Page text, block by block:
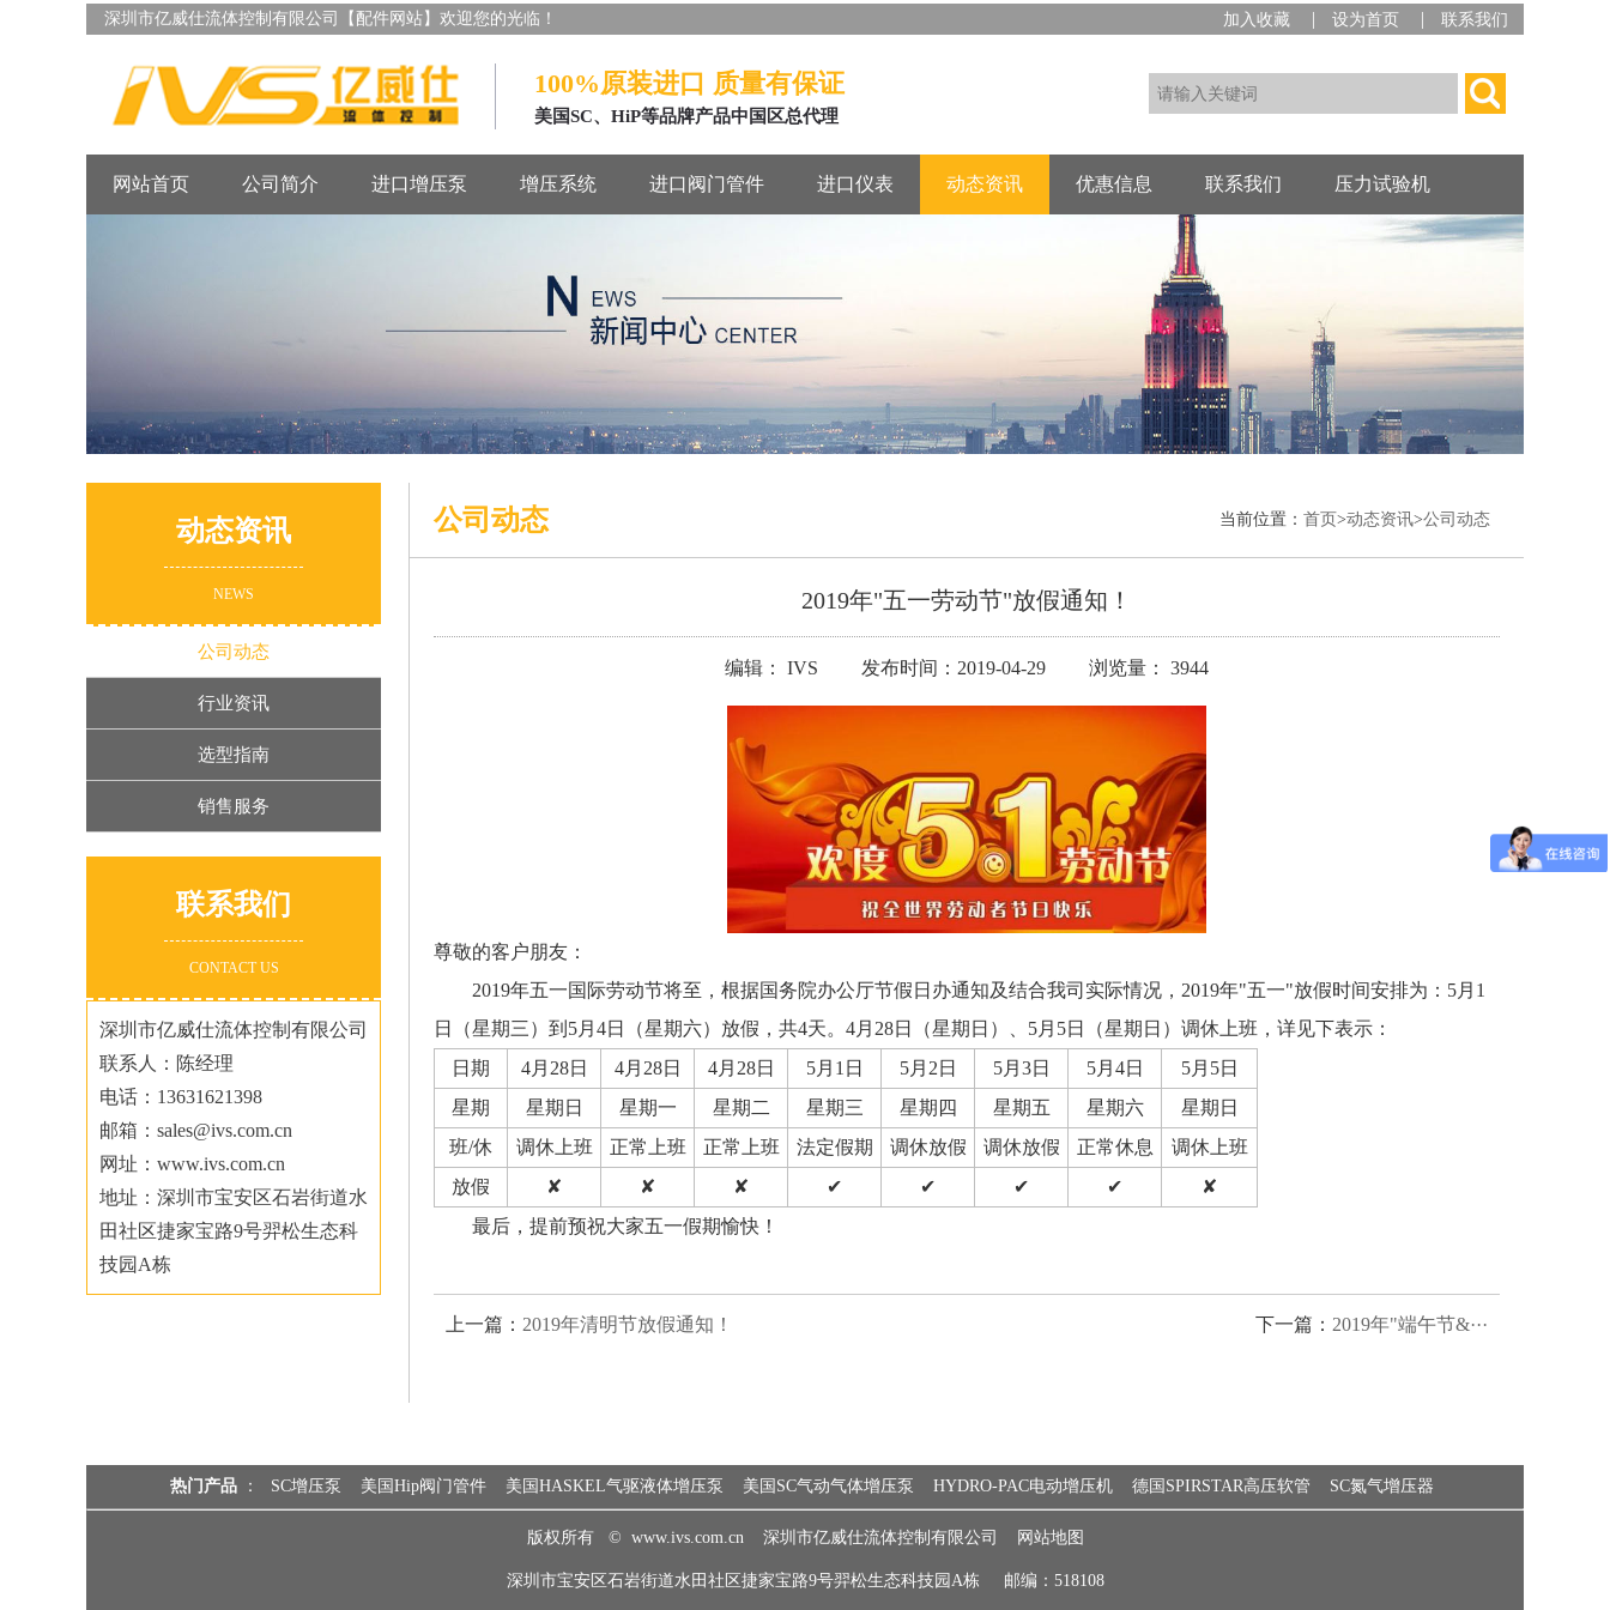
深圳市亿威仕流体控制有限公司【配件网站】欢迎您的光临！ 加入收藏 | 设为首页 | 联系我们
100%原装进口 质量有保证
美国SC、HiP等品牌产品中国区总代理
网站首页 公司简介 进口增压泵 增压系统 进口阀门管件 进口仪表 动态资讯 优惠信息 联系我们 压力试验机
动态资讯
NEWS
公司动态
行业资讯
选型指南
销售服务
联系我们
CONTACT US
深圳市亿威仕流体控制有限公司
联系人：陈经理
电话：13631621398
邮箱：sales@ivs.com.cn
网址：www.ivs.com.cn
地址：深圳市宝安区石岩街道水
田社区捷家宝路9号羿松生态科
技园A栋
公司动态 当前位置： 首页 >动态资讯>公司动态
2019年"五一劳动节"放假通知！
编辑： IVS 发布时间：2019-04-29 浏览量： 3944
尊敬的客户朋友：
2019年五一国际劳动节将至，根据国务院办公厅节假日办通知及结合我司实际情况，2019年"五一"放假时间安排为：5月1
日（星期三）到5月4日（星期六）放假，共4天。4月28日（星期日）、5月5日（星期日）调休上班，详见下表示：
日期
4月28日 4月28日 4月28日 5月1日 5月2日 5月3日 5月4日
5月5日
星期
星期日 星期一 星期二 星期三 星期四 星期五 星期六
星期日
班/休
调休上班 正常上班 正常上班 法定假期 调休放假 调休放假 正常休息
调休上班
放假
✘ ✘ ✘ ✔ ✔ ✔ ✔
✘
最后，提前预祝大家五一假期愉快！
上一篇： 2019年清明节放假通知！ 下一篇： 2019年"端午节&···
热门产品 ： SC增压泵 美国Hip阀门管件 美国HASKEL气驱液体增压泵 美国SC气动气体增压泵 HYDRO-PAC电动增压机 德国SPIRSTAR高压软管 SC氮气增压器
版权所有 © www.ivs.com.cn 深圳市亿威仕流体控制有限公司 网站地图
深圳市宝安区石岩街道水田社区捷家宝路9号羿松生态科技园A栋 邮编：518108